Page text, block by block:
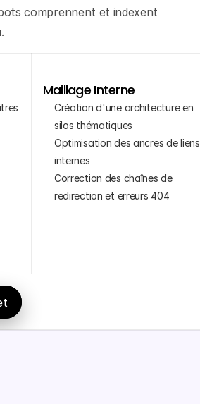
comprennent et indexent
Maillage Interne
Création d'une architecture en
silos thématiques
Optimisation des ancres de liens
internes
Correction des chaînes de
redirection et erreurs 404